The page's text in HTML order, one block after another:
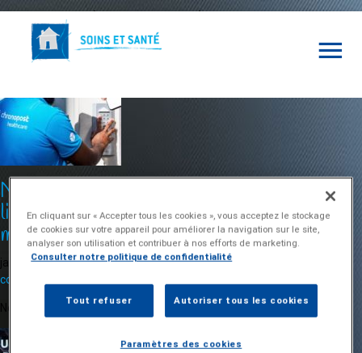
Archives de tags : médicaments
Nouveautés Pharmacie : la commande et la
livraison de vos consommables et
médicaments évoluent
janvier 13, 2025 5:26 pmPublié parSandrine Brichon
commentaires
Nouveau logiciel de commande et nouveau transporteur
En cliquant sur « Accepter tous les cookies », vous acceptez le stockage
de cookies sur votre appareil pour améliorer la navigation sur le site,
analyser son utilisation et contribuer à nos efforts de marketing.
Consulter notre politique de confidentialité
Tout refuser Autoriser tous les cookies
Paramètres des cookies